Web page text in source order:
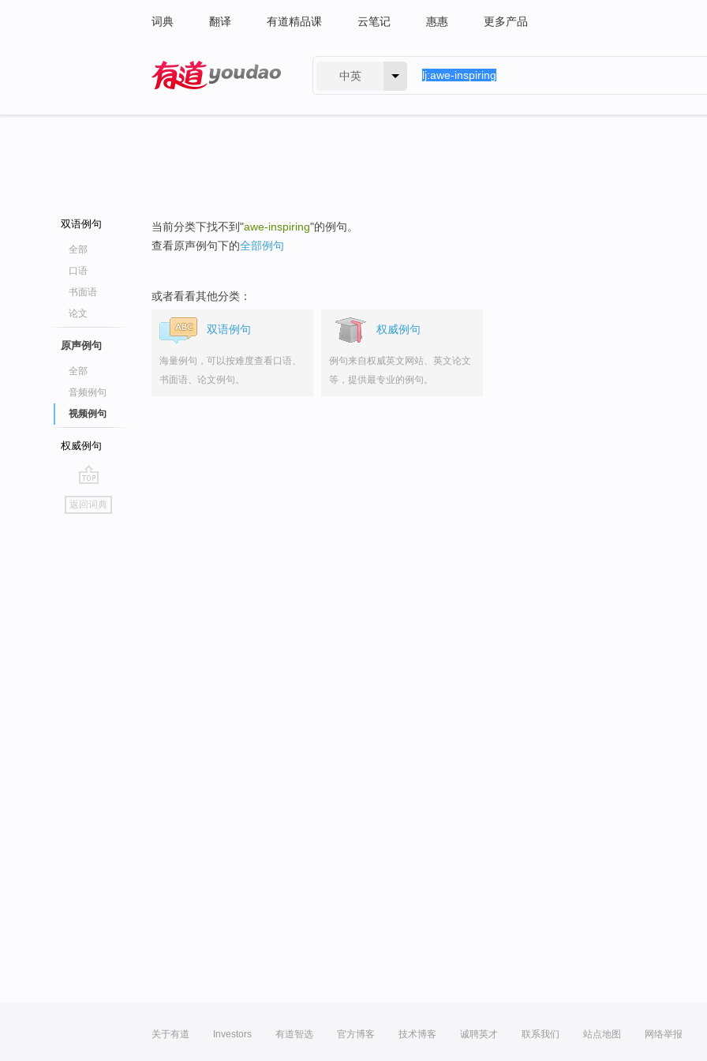
词典 翻译 有道精品课 云笔记 惠惠 更多产品
中英
双语例句
全部
口语
书面语
论文
原声例句
全部
音频例句
视频例句
权威例句
go
top
返回词典
当前分类下找不到"awe-inspiring"的例句。
查看原声例句下的全部例句
或者看看其他分类：
双语例句
海量例句，可以按难度查看口语、
书面语、论文例句。
权威例句
例句来自权威英文网站、英文论文
等，提供最专业的例句。
关于有道 Investors 有道智选 官方博客 技术博客 诚聘英才 联系我们 站点地图 网络举报